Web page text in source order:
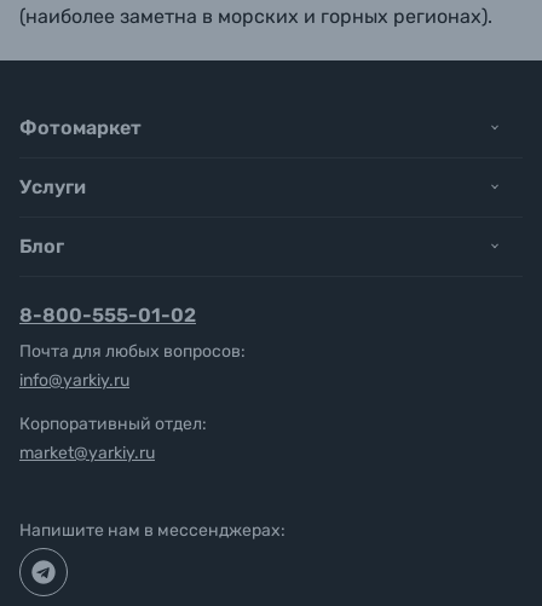
(наиболее заметна в морских и горных регионах).
Фотомаркет
Услуги
Блог
8-800-555-01-02
Почта для любых вопросов:
info@yarkiy.ru
Корпоративный отдел:
market@yarkiy.ru
Напишите нам в мессенджерах: